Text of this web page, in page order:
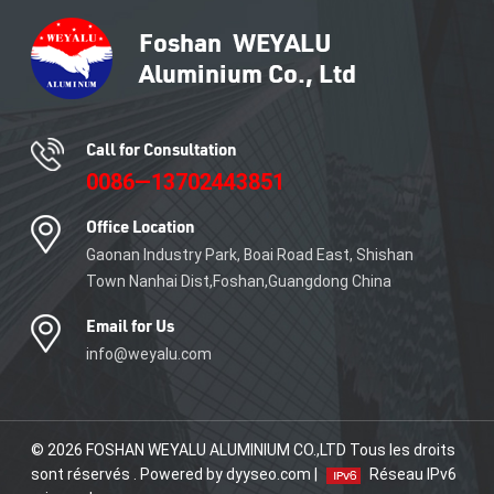
Call for Consultation
0086—13702443851
Office Location
Gaonan Industry Park, Boai Road East, Shishan
Town Nanhai Dist,Foshan,Guangdong China
Email for Us
info@weyalu.com
© 2026 FOSHAN WEYALU ALUMINIUM CO.,LTD Tous les droits
sont réservés . Powered by dyyseo.com |
Réseau IPv6